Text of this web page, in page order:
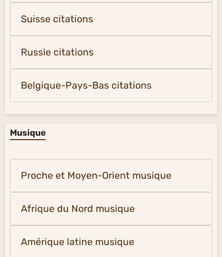
Suisse citations
Russie citations
Belgique-Pays-Bas citations
Musique
Proche et Moyen-Orient musique
Afrique du Nord musique
Amérique latine musique